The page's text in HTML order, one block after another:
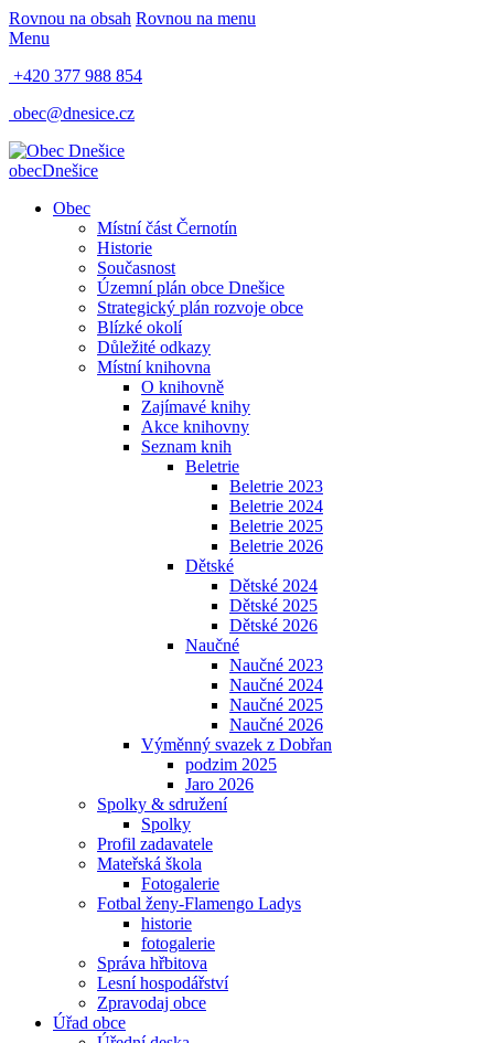
Rovnou na obsah Rovnou na menu
Menu
+420 377 988 854
obec@dnesice.cz
obecDnešice
Obec
Místní část Černotín
Historie
Současnost
Územní plán obce Dnešice
Strategický plán rozvoje obce
Blízké okolí
Důležité odkazy
Místní knihovna
O knihovně
Zajímavé knihy
Akce knihovny
Seznam knih
Beletrie
Beletrie 2023
Beletrie 2024
Beletrie 2025
Beletrie 2026
Dětské
Dětské 2024
Dětské 2025
Dětské 2026
Naučné
Naučné 2023
Naučné 2024
Naučné 2025
Naučné 2026
Výměnný svazek z Dobřan
podzim 2025
Jaro 2026
Spolky & sdružení
Spolky
Profil zadavatele
Mateřská škola
Fotogalerie
Fotbal ženy-Flamengo Ladys
historie
fotogalerie
Správa hřbitova
Lesní hospodářství
Zpravodaj obce
Úřad obce